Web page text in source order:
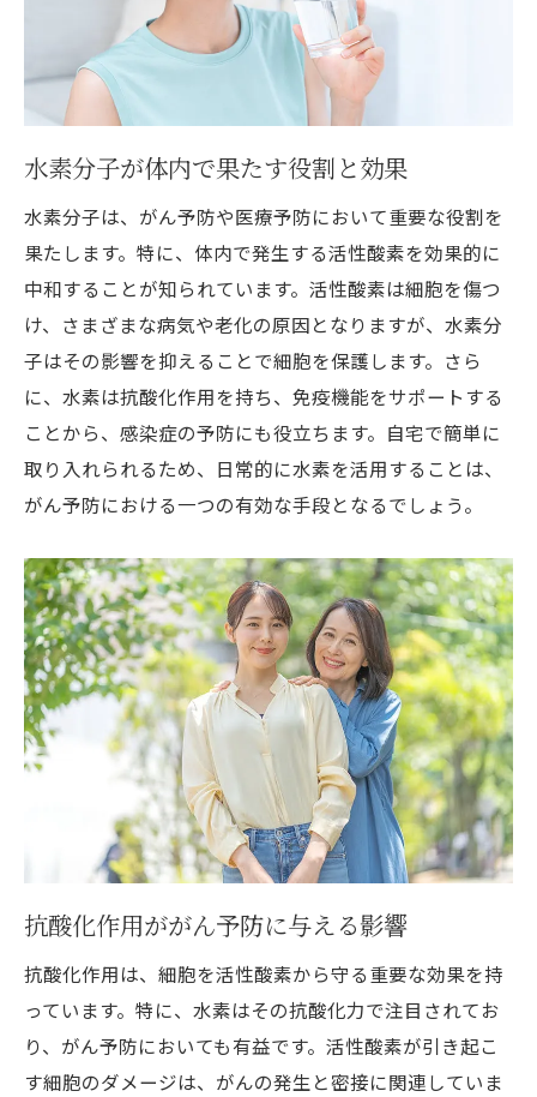
水素療法を続けるための習慣化のコツ
水素がもたらすがん予防のメカニズムと実践法
細胞レベルでの水素の働きとその影響
がん予防における水素と食生活の関係
水素の抗炎症作用を活かす方法
水素療法と他の予防法の組み合わせ
実証された水素のがん予防効果を最大化す
る
水素で医療予防！自宅で始められる健康ケアの
方法
医療予防における水素の具体的な効果
水素風呂が健康促進に役立つ理由
自宅で簡単にできる水素吸入の手順
健康管理における水素の役割とその重要性
水素が持つがん予防効果を引き出す生活習慣と
健康的な食生活と水素の組み合わせ
水素を取り入れた運動習慣の形成
ストレス管理と水素の相乗効果
日常でできる水素を活かしたリラックス法
水素水を用いた毎日の習慣づくり
自宅で導入できる水素療法のメリットと注意点
水素療法を始める前に知っておくべきこと
水素分子が体内で果たす役割と効果
水素分子は、がん予防や医療予防において重要な役割を
果たします。特に、体内で発生する活性酸素を効果的に
中和することが知られています。活性酸素は細胞を傷つ
け、さまざまな病気や老化の原因となりますが、水素分
子はその影響を抑えることで細胞を保護します。さら
に、水素は抗酸化作用を持ち、免疫機能をサポートする
ことから、感染症の予防にも役立ちます。自宅で簡単に
取り入れられるため、日常的に水素を活用することは、
がん予防における一つの有効な手段となるでしょう。
抗酸化作用ががん予防に与える影響
抗酸化作用は、細胞を活性酸素から守る重要な効果を持
っています。特に、水素はその抗酸化力で注目されてお
り、がん予防においても有益です。活性酸素が引き起こ
す細胞のダメージは、がんの発生と密接に関連していま